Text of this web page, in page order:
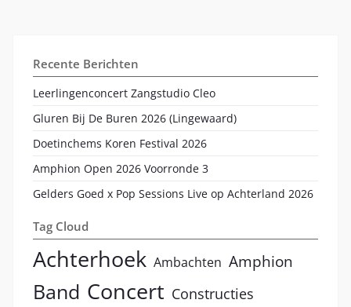
Recente Berichten
Leerlingenconcert Zangstudio Cleo
Gluren Bij De Buren 2026 (Lingewaard)
Doetinchems Koren Festival 2026
Amphion Open 2026 Voorronde 3
Gelders Goed x Pop Sessions Live op Achterland 2026
Tag Cloud
Achterhoek Ambachten Amphion
Band Concert Constructies